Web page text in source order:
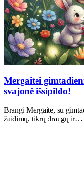
Mergaitei
svajonė išsipildo!
Brangi Mergaite, su
žaidimų, tikrų draugų ir…